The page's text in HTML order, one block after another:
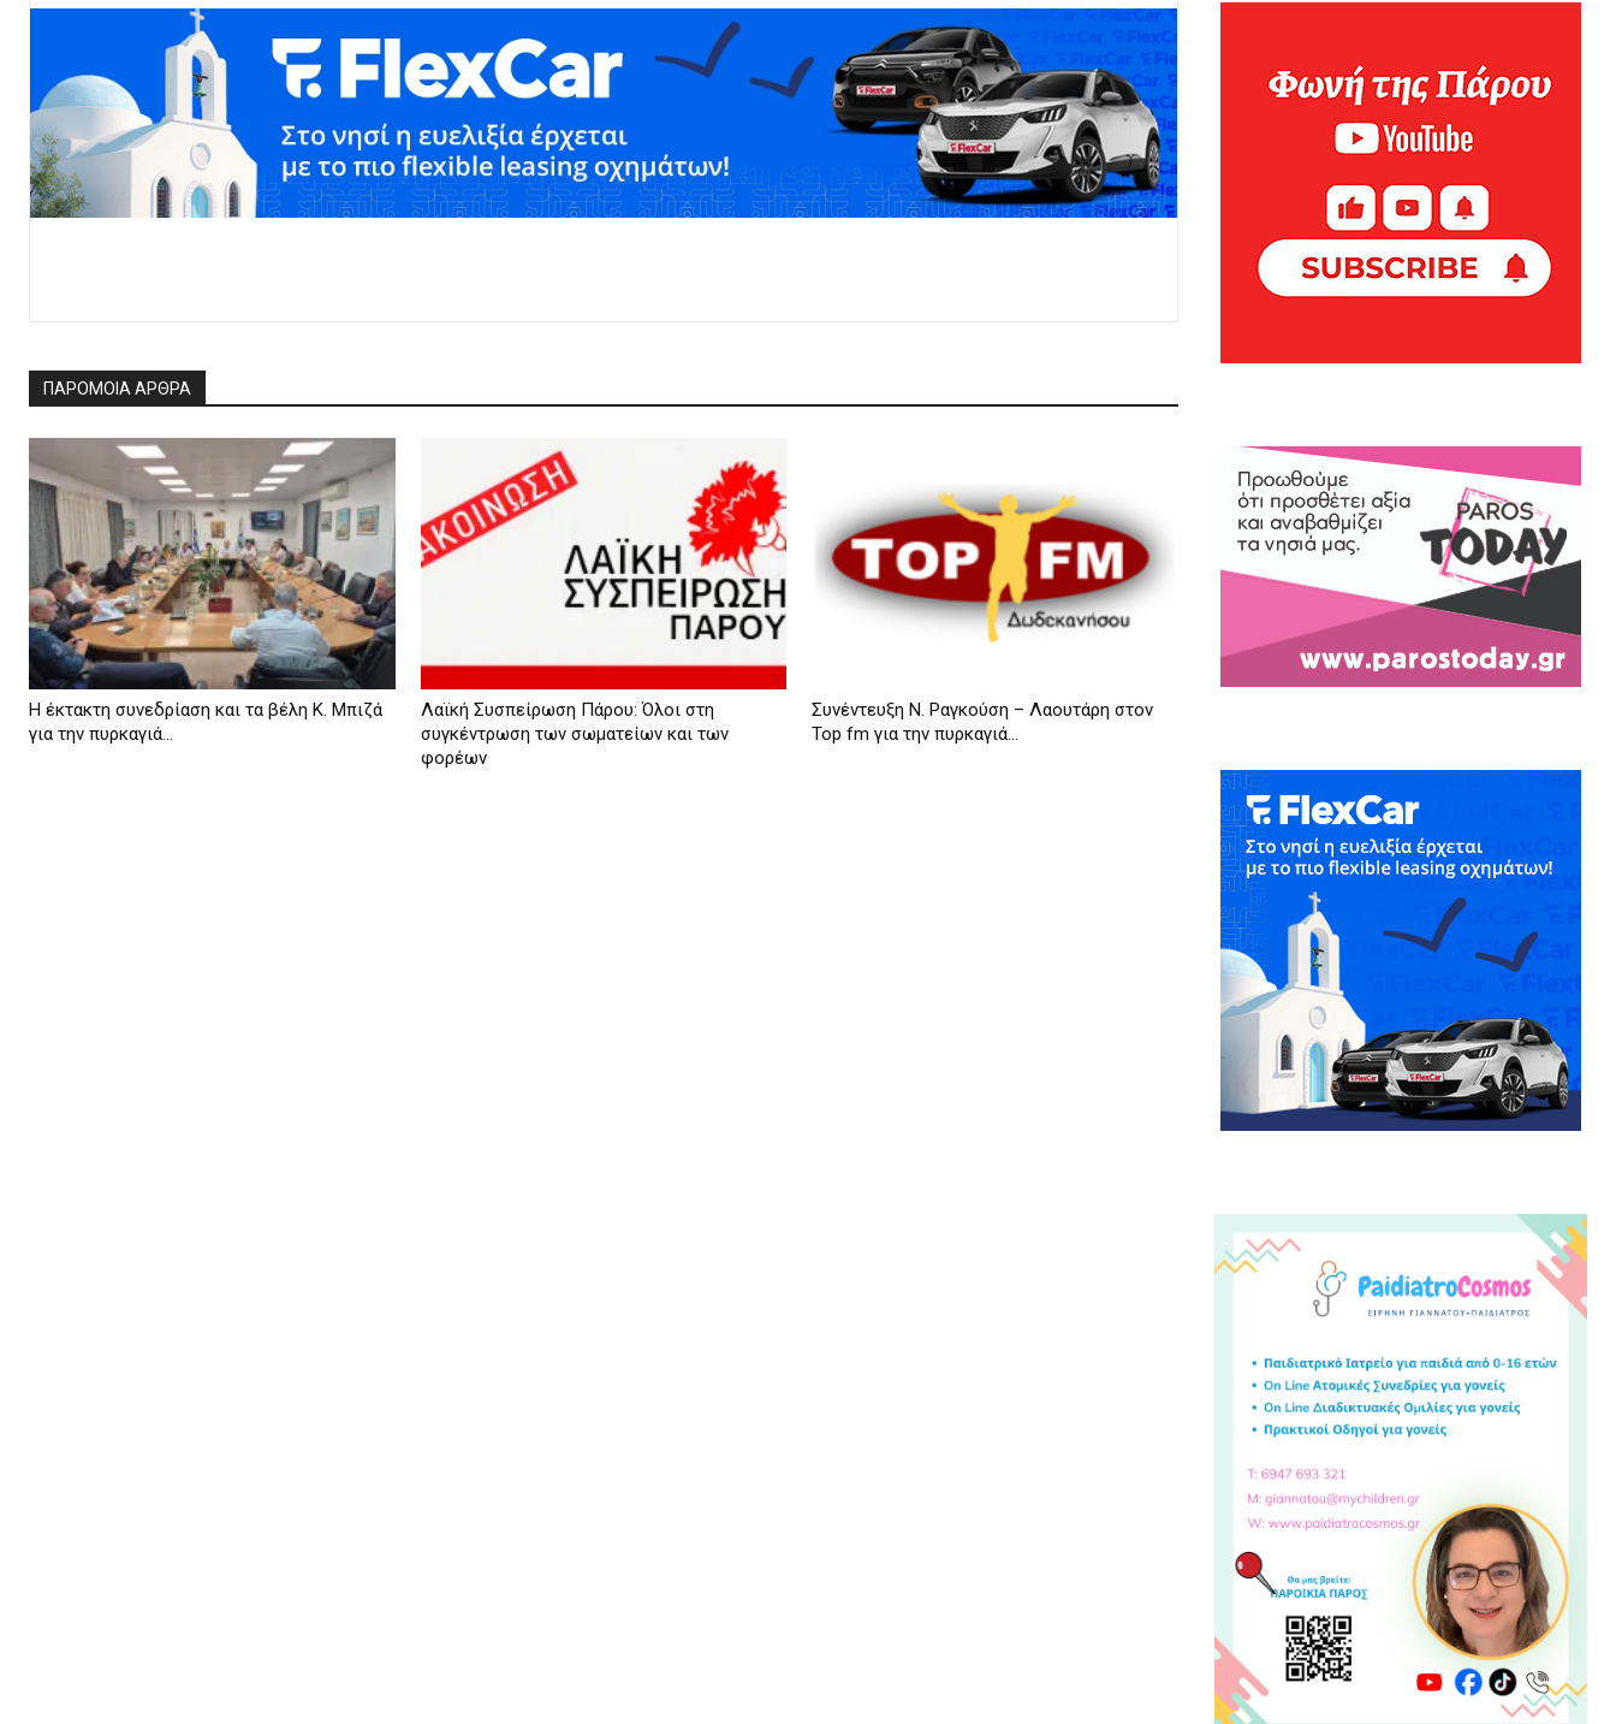
ΠΑΡΟΜΟΙΑ ΑΡΘΡΑ
Η έκτακτη συνεδρίαση και τα βέλη Κ. Μπιζά
για την πυρκαγιά...
Λαϊκή Συσπείρωση Πάρου: Όλοι στη
συγκέντρωση των σωματείων και των
φορέων
Συνέντευξη Ν. Ραγκούση – Λαουτάρη στον
Top fm για την πυρκαγιά...